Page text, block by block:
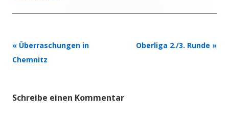
Beitrags-
Navigation
« Überraschungen in
Chemnitz
Oberliga 2./3. Runde »
Schreibe einen Kommentar